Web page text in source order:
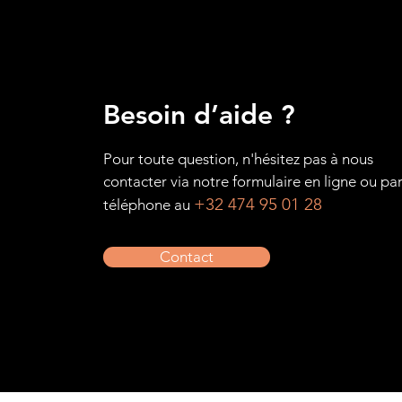
Besoin d’aide ?
Pour toute question, n'hésitez pas à nous
contacter via notre formulaire en ligne ou par
téléphone au +32 474 95 01 28
Contact